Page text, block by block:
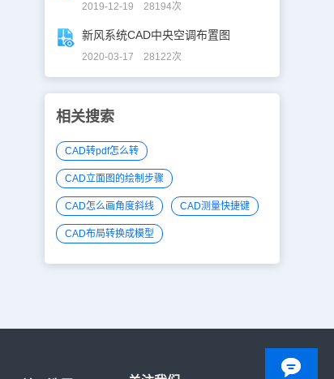
2019-12-19 28194次
新风系统CAD中央空调布置图
2020-03-17 28122次
相关搜索
CAD转pdf怎么转
CAD立面图的绘制步骤
CAD怎么画角度斜线 CAD测量快捷键
CAD布局转换成模型